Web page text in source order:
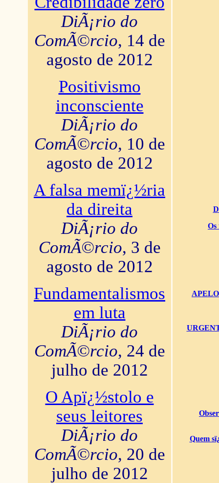
DiÃ¡rio do
ComÃ©rcio, 14 de
agosto de 2012
Positivismo
inconsciente
DiÃ¡rio do
ComÃ©rcio, 10 de
agosto de 2012
A falsa memï¿½ria
da direita
DiÃ¡rio do
ComÃ©rcio, 3 de
agosto de 2012
Fundamentalismos
em luta
DiÃ¡rio do
ComÃ©rcio, 24 de
julho de 2012
O Apï¿½stolo e
seus leitores
DiÃ¡rio do
ComÃ©rcio, 20 de
julho de 2012
Os
Quem